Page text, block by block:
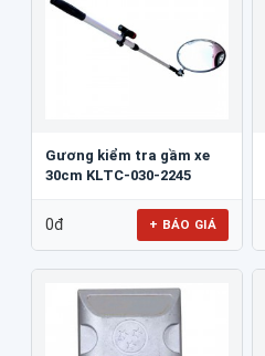
Gương kiểm tra gầm xe
30cm KLTC-030-2245
0đ + BÁO GIÁ